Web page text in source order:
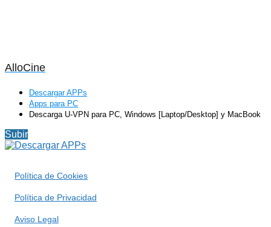
AlloCine
Descargar APPs
Apps para PC
Descarga U-VPN para PC, Windows [Laptop/Desktop] y MacBook
Subir
Política de Cookies
Política de Privacidad
Aviso Legal